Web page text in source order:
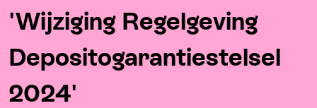
Home
Thema's
'Wijziging Regelgeving
Depositogarantiestelsel
2024'